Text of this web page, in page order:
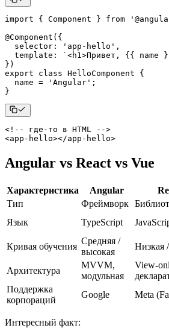
import { Component } from
@Component ( {
  selector
: 'app-hello' ,
  template
: ` <h1>Привет, {{ name
} )
export
class HelloComponent
{
  name
= 'Angular' ;
}
<!-- где-то в HTML -->
<app-hello></app-hello>
Angular vs React vs Vue
Характеристика Angular
Тип
Фреймворк
Язык
TypeScript
Кривая обучения
Средняя /
высокая
Низкая
Архитектура
MVVM,
модульная
View-
Поддержка
корпораций
Google Meta
Интересный факт: